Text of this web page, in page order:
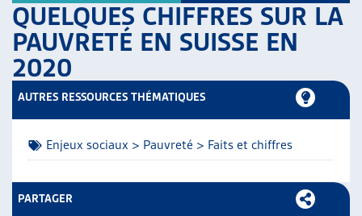
NOS PUBLICATIONS
ARTICLES
RESSOURCES
GUIDE SOCIAL ROMAND
QUELQUES CHIFFRES SUR LA
PAUVRETÉ EN SUISSE EN
2020
AUTRES RESSOURCES THÉMATIQUES
Enjeux sociaux > Pauvreté > Faits et chiffres
PARTAGER